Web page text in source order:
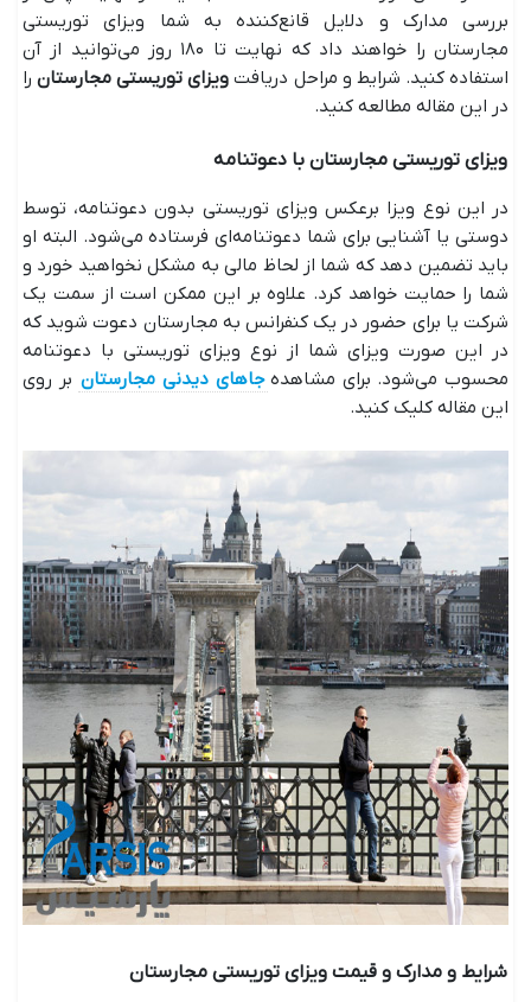
بررسی مدارک و دلایل قانع‌کننده به شما ویزای توریستی
مجارستان را خواهند داد که نهایت تا ۱۸۰ روز می‌توانید از آن
استفاده کنید. شرایط و مراحل دریافت ویزای توریستی مجارستانرا
در این مقاله مطالعه کنید.
ویزای توریستی مجارستان با دعوتنامه
در این نوع ویزا برعکس ویزای توریستی بدون دعوتنامه، توسط
دوستی یا آشنایی برای شما دعوتنامه‌ای فرستاده می‌شود. البته او
باید تضمین دهد که شما از لحاظ مالی به مشکل نخواهید خورد و
شما را حمایت خواهد کرد. علاوه بر این ممکن است از سمت یک
شرکت یا برای حضور در یک کنفرانس به مجارستان دعوت شوید که
در این صورت ویزای شما از نوع ویزای توریستی با دعوتنامه
محسوب می‌شود. برای مشاهده جاهای دیدنی مجارستان بر روی
این مقاله کلیک کنید.
شرایط و مدارک و قیمت ویزای توریستی مجارستان